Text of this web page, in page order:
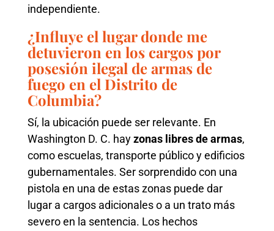
independiente.
¿Influye el lugar donde me
detuvieron en los cargos por
posesión ilegal de armas de
fuego en el Distrito de
Columbia?
Sí, la ubicación puede ser relevante. En
Washington D. C. hayzonas libres de armas,
como escuelas, transporte público y edificios
gubernamentales. Ser sorprendido con una
pistola en una de estas zonas puede dar
lugar a cargos adicionales o a un trato más
severo en la sentencia. Los hechos